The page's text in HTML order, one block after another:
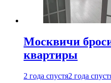
Москвичи
квартиры
2 года спустя2 года